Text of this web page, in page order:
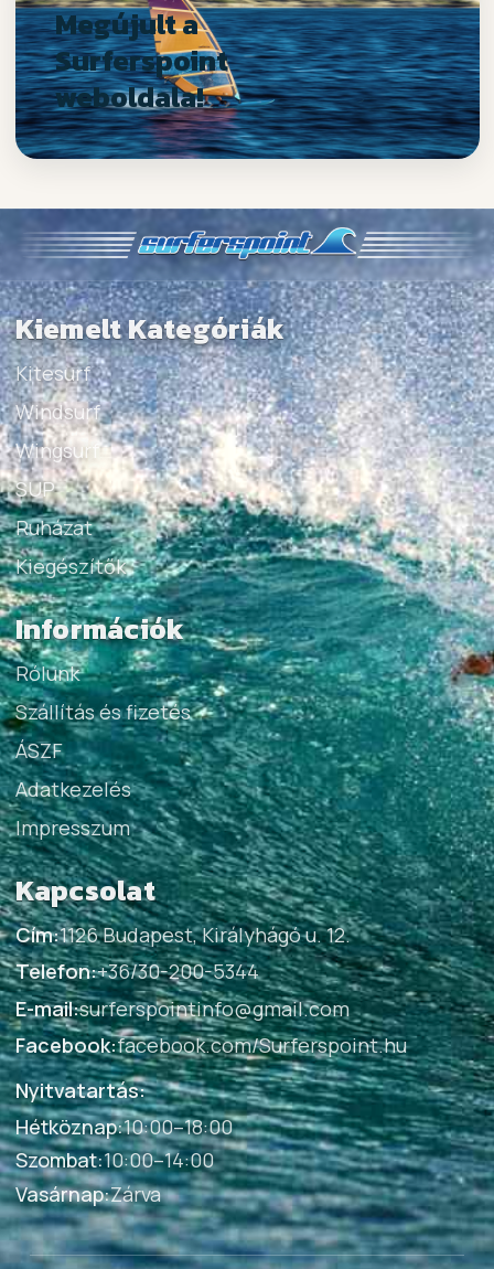
Megújult a
Surferspoint
weboldala!
Kiemelt Kategóriák
Kitesurf
Windsurf
Wingsurf
SUP
Ruházat
Kiegészítők
Információk
Rólunk
Szállítás és fizetés
ÁSZF
Adatkezelés
Impresszum
Kapcsolat
Cím:1126 Budapest, Királyhágó u. 12.
Telefon:+36/30-200-5344
E-mail:surferspointinfo@gmail.com
Facebook:facebook.com/Surferspoint.hu
Nyitvatartás:
Hétköznap:10:00–18:00
Szombat:10:00–14:00
Vasárnap:Zárva